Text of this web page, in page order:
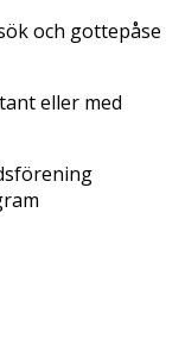
och gottepåse
eller med